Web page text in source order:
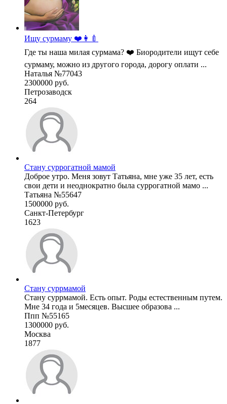
Ищу сурмаму ❤️👩‍🍼
Где ты наша милая сурмама? ❤️ Биородители ищут себе
сурмаму, можно из другого города, дорогу оплати ...
Наталья №77043
2300000 руб.
Петрозаводск
264
Стану суррогатной мамой
Доброе утро. Меня зовут Татьяна, мне уже 35 лет, есть
свои дети и неоднократно была суррогатной мамо ...
Татьяна №55647
1500000 руб.
Санкт-Петербург
1623
Стану суррмамой
Стану суррмамой. Есть опыт. Роды естественным путем.
Мне 34 года и 5месяцев. Высшее образова ...
Ппп №55165
1300000 руб.
Москва
1877